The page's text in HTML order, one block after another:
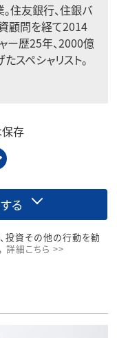
住友銀行、住銀バ
顧問を経て2014
ー歴25年、2000億
スペシャリスト。
保存
る
投資その他の行動を勧
詳細こちら >>